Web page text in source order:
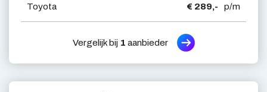
Toyota € 289,- p/m
Vergelijk bij 1 aanbieder